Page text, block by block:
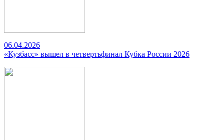
06.04.2026
«Кузбасс» вышел в четвертьфинал Кубка России 2026